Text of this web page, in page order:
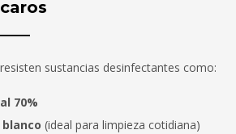
sustancias desinfectantes como:
70%
(ideal para limpieza cotidiana)